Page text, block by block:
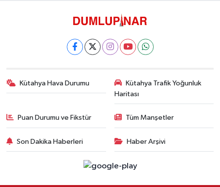
Kütahya Hava Durumu
Kütahya Trafik Yoğunluk
Haritası
Puan Durumu ve Fikstür Tüm Manşetler
Son Dakika Haberleri Haber Arşivi